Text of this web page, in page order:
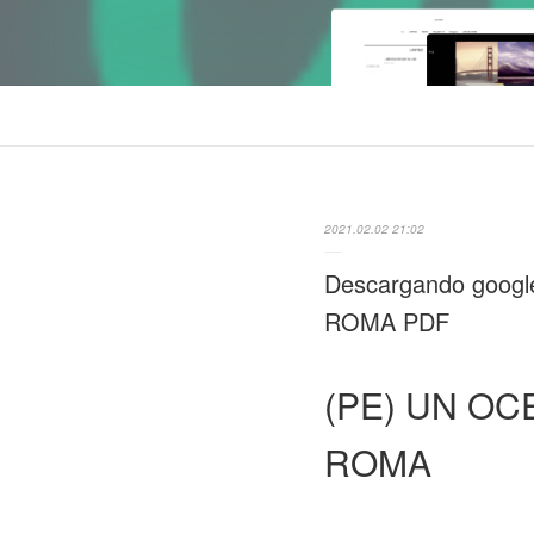
2021.02.02 21:02
Descargando
ROMA PDF
(PE) UN
ROMA